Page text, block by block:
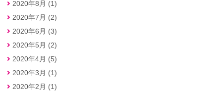
2020年8月 (1)
2020年7月 (2)
2020年6月 (3)
2020年5月 (2)
2020年4月 (5)
2020年3月 (1)
2020年2月 (1)